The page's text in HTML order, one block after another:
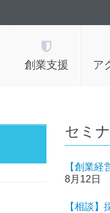
創業支援 ア
セミ
【創業経
8月12日
【相談】